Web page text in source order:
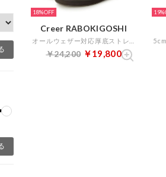
18%
Creer RABOKIGOSHI
￥24,200 ￥19,800
19%